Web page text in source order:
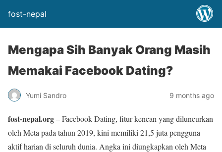
fost-nepal
Mengapa Sih Banyak Orang Masih
Memakai Facebook Dating?
Yumi Sandro 9 months ago
fost-nepal.org– Facebook Dating, fitur kencan yang diluncurkan
oleh Meta pada tahun 2019, kini memiliki 21,5 juta pengguna
aktif harian di seluruh dunia. Angka ini diungkapkan oleh Meta